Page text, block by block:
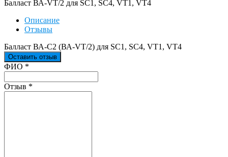
Балласт ВА-VT/2 для SC1, SС4, VT1, VT4
Описание
Отзывы
Балласт ВА-С2 (ВА-VT/2) для SC1, SС4, VT1, VT4
Оставить отзыв
Ваш отзыв был отправлен!
ФИО *
Отзыв *